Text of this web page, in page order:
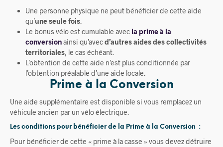
Une personne physique ne peut bénéficier de cette aide
qu’une seule fois.
Le bonus vélo est cumulable avec la prime à la
conversionainsi qu’avecd’autres aides des collectivités
territoriales, le cas échéant.
L’obtention de cette aide n’est plus conditionnée par
l’obtention préalable d’une aide locale.
Prime à la Conversion
Une aide supplémentaire est disponible si vous remplacez un
véhicule ancien par un vélo électrique.
Les conditions pour bénéficier de la Prime à la Conversion :
Pour bénéficier de cette « prime à la casse » vous devez détruire